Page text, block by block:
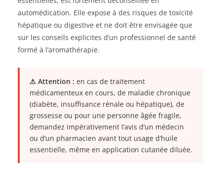
automédication. Elle expose à des risques de toxicité
hépatique ou digestive et ne doit être envisagée que
sur les conseils explicites d’un professionnel de santé
formé à l’aromathérapie.
⚠ Attention : en cas de traitement
médicamenteux en cours, de maladie chronique
(diabète, insuffisance rénale ou hépatique), de
grossesse ou pour une personne âgée fragile,
demandez impérativement l’avis d’un médecin
ou d’un pharmacien avant tout usage d’huile
essentielle, même en application cutanée diluée.